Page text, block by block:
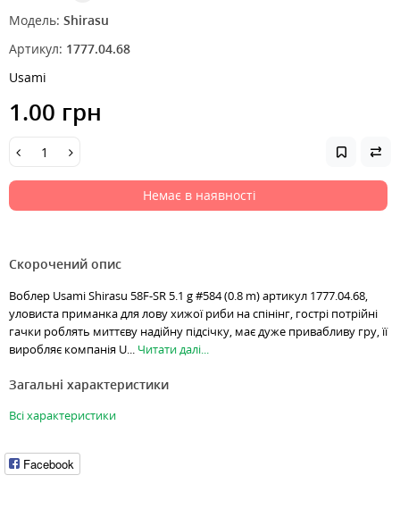
Модель: Shirasu
Артикул: 1777.04.68
Usami
1.00 грн
Немає в наявності
Скорочений опис
Воблер Usami Shirasu 58F-SR 5.1 g #584 (0.8 m) артикул 1777.04.68,
уловиста приманка для лову хижої риби на спінінг, гострі потрійні
гачки роблять миттєву надійну підсічку, має дуже привабливу гру, її
виробляє компанія U... Читати далі...
Загальні характеристики
Всі характеристики
Facebook